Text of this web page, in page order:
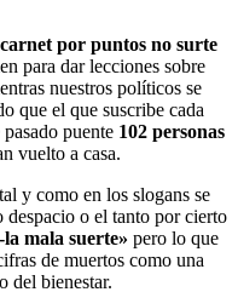
por puntos no surte
para dar lecciones sobre
nuestros políticos se
que el que suscribe cada
puente 102 personas
vuelto a casa.
y como en los slogans se
o el tanto por cierto
mala suerte» pero lo que
de muertos como una
del bienestar.